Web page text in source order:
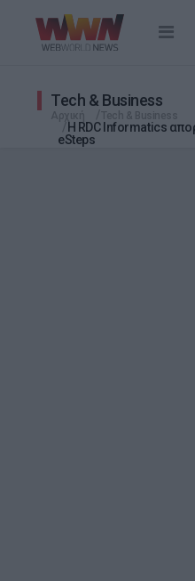
Tech & Business
Η RDC Informatics
eSteps